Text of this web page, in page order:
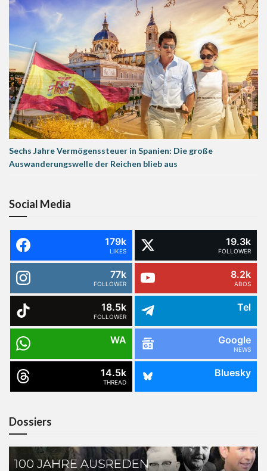
Sechs Jahre Vermögenssteuer in Spanien: Die große
Auswanderungswelle der Reichen blieb aus
Social Media
179k
LIKES
19.3k
FOLLOWER
77k
FOLLOWER
8.2k
ABOS
18.5k
FOLLOWER
Tel
WA Google
NEWS
14.5k
THREAD
Bluesky
Dossiers